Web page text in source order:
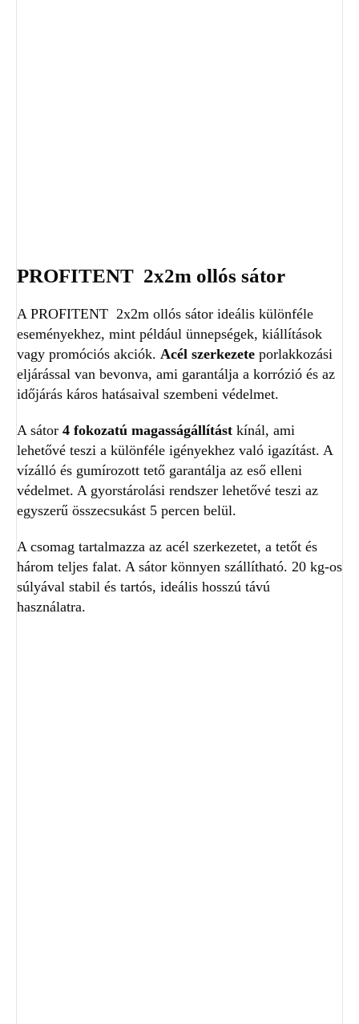
PROFITENT 2x2m ollós sátor
A PROFITENT 2x2m ollós sátor ideális különféle
eseményekhez, mint például ünnepségek, kiállítások
vagy promóciós akciók. Acél szerkezete porlakkozási
eljárással van bevonva, ami garantálja a korrózió és az
időjárás káros hatásaival szembeni védelmet.
A sátor 4 fokozatú magasságállítást kínál, ami
lehetővé teszi a különféle igényekhez való igazítást. A
vízálló és gumírozott tető garantálja az eső elleni
védelmet. A gyorstárolási rendszer lehetővé teszi az
egyszerű összecsukást 5 percen belül.
A csomag tartalmazza az acél szerkezetet, a tetőt és
három teljes falat. A sátor könnyen szállítható. 20 kg-os
súlyával stabil és tartós, ideális hosszú távú
használatra.